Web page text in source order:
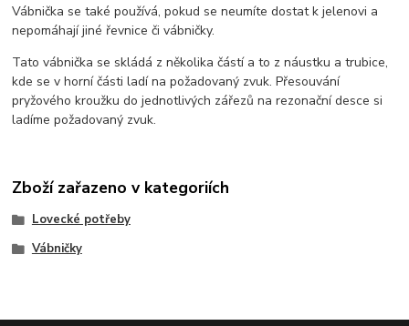
Vábnička se také používá, pokud se neumíte dostat k jelenovi a
nepomáhají jiné řevnice či vábničky.
Tato vábnička se skládá z několika částí a to z náustku a trubice,
kde se v horní části ladí na požadovaný zvuk. Přesouvání
pryžového kroužku do jednotlivých zářezů na rezonační desce si
ladíme požadovaný zvuk.
Zboží zařazeno v kategoriích
Lovecké potřeby
Vábničky